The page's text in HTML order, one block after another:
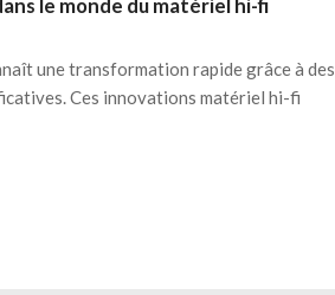
une transformation rapide grâce à des
Ces innovations matériel hi-fi